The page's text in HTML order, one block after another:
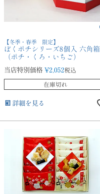
【冬季・春季 限定】
ぼくポチシリーズ8個入 六角箱
（ポチ・くろ・いちご）
当店特別価格 ¥2,052税込
在庫切れ
詳細を見る